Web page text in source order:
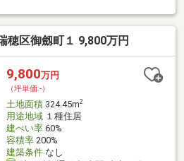
小学校まで約450ｍ・市立瑞穂ヶ
瑞穂店まで約220ｍ・ファミリーマ
500ｍ・豆田公園まで約500ｍ
穂区御劔町１ 9,800万円
9,800万円
（坪単価:-）
土地面積324.45m2
用途地域１種住居
建ぺい率60%
容積率200%
建築条件なし